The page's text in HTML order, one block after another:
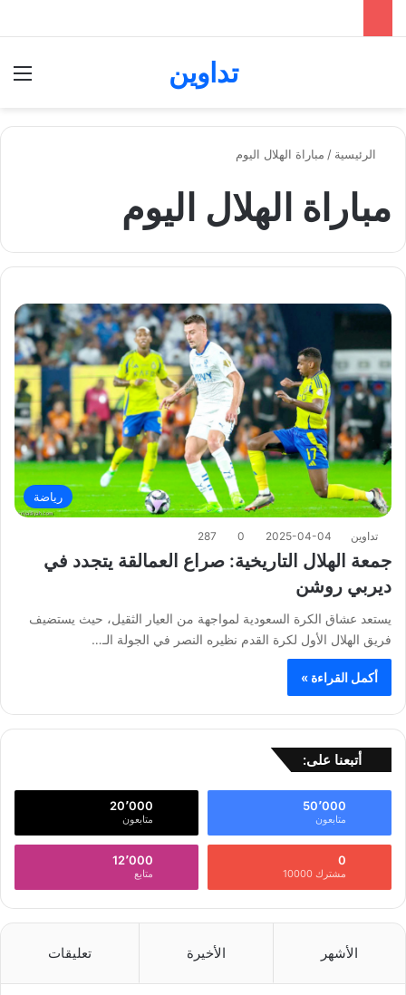
تداوين
الرئيسية / مباراة الهلال اليوم
مباراة الهلال اليوم
رياضة
تداوين 2025-04-04
0
287
جمعة الهلال التاريخية: صراع العمالقة يتجدد في
ديربي روشن
يستعد عشاق الكرة السعودية لمواجهة من العيار الثقيل، حيث يستضيف
فريق الهلال الأول لكرة القدم نظيره النصر في الجولة الـ…
أكمل القراءة »
أتبعنا على:
50٬000
متابعون
20٬000
متابعون
0
مشترك 10000
12٬000
متابع
الأشهر الأخيرة تعليقات